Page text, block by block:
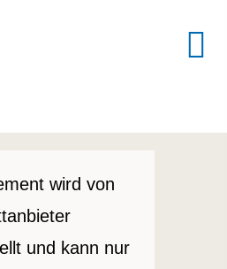
wird von
und kann nur